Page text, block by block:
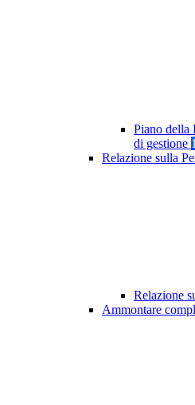
Piano della
di gestione 1
Relazione sulla
Relazione
Ammontare